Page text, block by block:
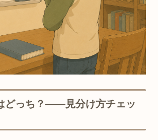
どっち？——見分け方チェッ